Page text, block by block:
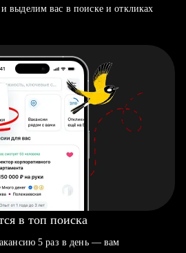
выделим вас в поиске и откликах
в топ поиска
5 раз в день — вам